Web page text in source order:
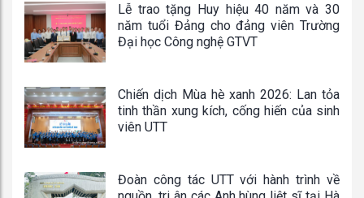
Lễ trao tặng Huy hiệu 40 năm và 30
năm tuổi Đảng cho đảng viên Trường
Đại học Công nghệ GTVT
Chiến dịch Mùa hè xanh 2026: Lan tỏa
tinh thần xung kích, cống hiến của sinh
viên UTT
Đoàn công tác UTT với hành trình về